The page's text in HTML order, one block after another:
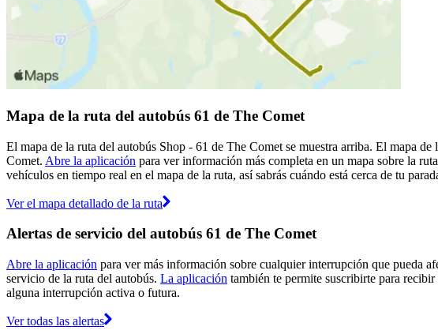
Mapa de la ruta del autobús 61 de The Comet
El mapa de la ruta del autobús Shop - 61 de The Comet se muestra arriba. El mapa
Comet. Abre la aplicación para ver información más completa en un mapa sobre la
vehículos en tiempo real en el mapa de la ruta, así sabrás cuándo está cerca de tu
Ver el mapa detallado de la ruta
Alertas de servicio del autobús 61 de The Comet
Abre la aplicación para ver más información sobre cualquier interrupción que pueda
servicio de la ruta del autobús. La aplicación también te permite suscribirte para
alguna interrupción activa o futura.
Ver todas las alertas